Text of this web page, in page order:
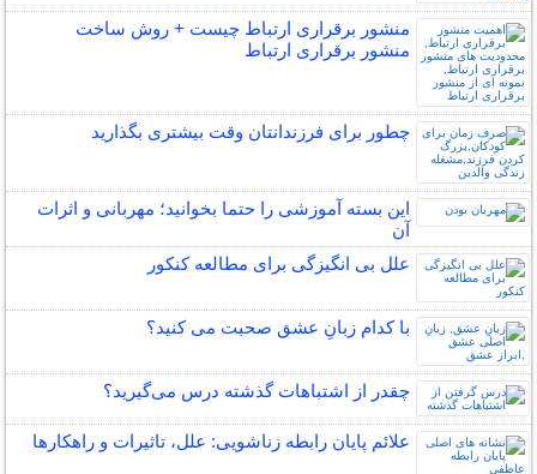
منشور برقراری ارتباط چیست + روش ساخت
منشور برقراری ارتباط
چطور برای فرزندانتان وقت بیشتری بگذارید
این بسته آموزشی را حتما بخوانید؛ مهربانی و اثرات
آن
علل بی انگیزگی برای مطالعه کنکور
با کدام زبانِ عشق صحبت می کنید؟
چقدر از اشتباهات گذشته درس می‌گیرید؟
علائم پایان رابطه زناشویی: علل، تاثیرات و راهکارها